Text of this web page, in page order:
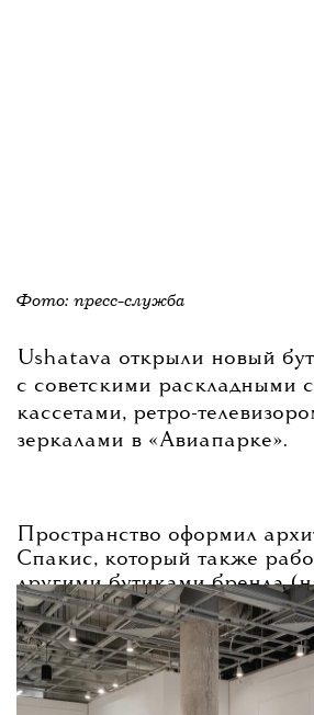
Фото: пресс-служба
Ushatava открыли новый
с советскими раскладными
кассетами, ретро-
зеркалами в «Авиапарке».
Пространство оформил
Спакис, который также
другими бутиками бренда
в «Афимолле» и
В новом пространстве
одежды-конструктора